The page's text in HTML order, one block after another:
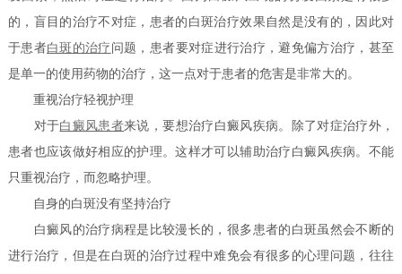
的，盲目的治疗不对症，患者的白斑治疗效果自然是没有的，因此对
于患者白斑的治疗 问题，患者要对症进行治疗，避免偏方治疗，甚至
是单一的使用药物的治疗，这一点对于患者的危害是非常大的。
重视治疗轻视护理
对于白癜风患者来说，要想治疗白癜风疾病。除了对症治疗外，
患者也应该做好相应的护理。这样才可以辅助治疗白癜风疾病。不能
只重视治疗，而忽略护理。
自身的白斑没有坚持治疗
白癜风的治疗病程是比较漫长的，很多患者的白斑虽然会不断的
进行治疗，但是在白斑的治疗过程中难免会有很多的心理问题，往往